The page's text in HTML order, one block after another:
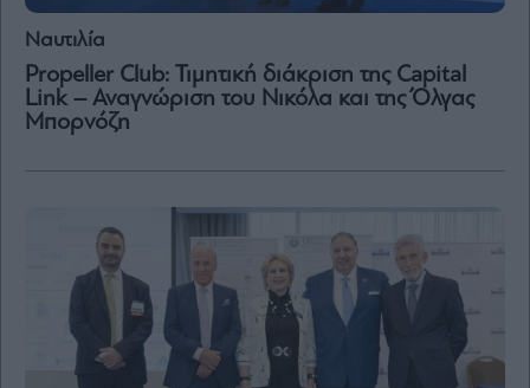
Media
Lab
Εγγραφείτε
Newsletter
mononews.gr
Ναυτιλία
Propeller Club: Τιμητική διάκριση της Capital
Link – Αναγνώριση του Νικόλα και της Όλγας
Μπορνόζη